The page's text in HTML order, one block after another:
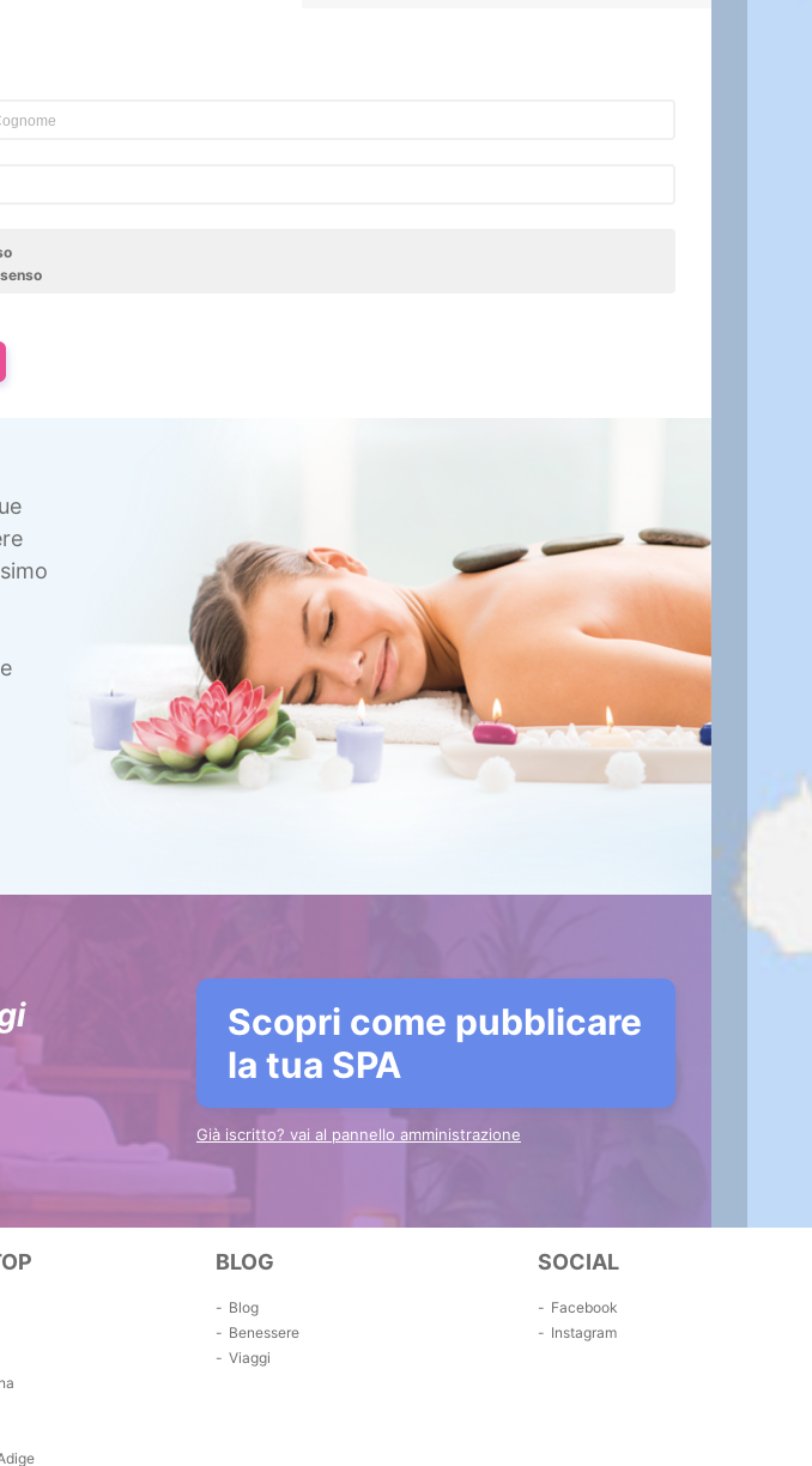
Scopri come pubblicare
la tua SPA
Già iscritto? vai al pannello amministrazione
BLOG
Blog
Benessere
Viaggi
SOCIAL
Facebook
Instagram